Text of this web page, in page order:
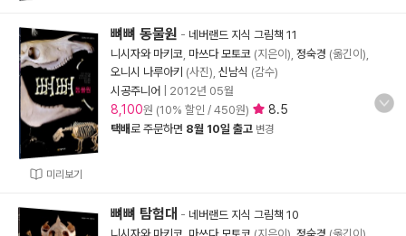
미리보기
뼈뼈 동물원 - 네버랜드 지식 그림책 11
니시자와 마키코 마쓰다 모토코 (지은이), 정숙경 (옮긴이),
오니시 나루아키 (사진), 신남식 (감수)
시공주니어
2012년 05월
8,100원 (10% 할인 / 450원) 8.5
택배로 주문하면 8월 10일 출고 변경
뼈뼈 탐험대 - 네버랜드 지식 그림책 10